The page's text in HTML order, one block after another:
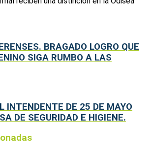
BRAGADO LOGRO QUE
SIGA RUMBO A LAS
INTENDENTE DE 25 DE MAYO
DE SEGURIDAD E HIGIENE.